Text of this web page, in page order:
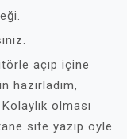
açıp içine
hazırladım,
olması
site yazıp öyle